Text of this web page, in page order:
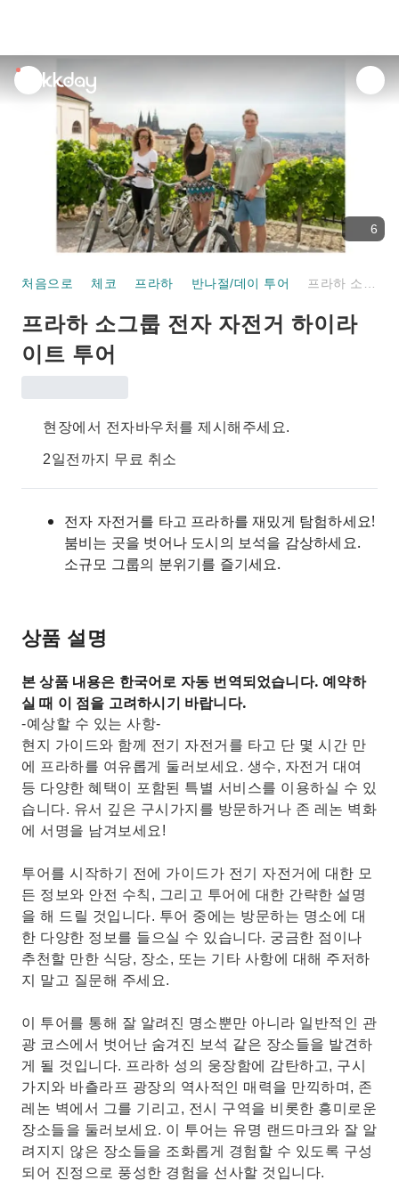
unread
notifications
6
처음으로 체코 프라하 반나절/데이 투어
프라하 소그룹 전자 자전거 하이라
이트 투어
현장에서 전자바우처를 제시해주세요.
2일전까지 무료 취소
전자 자전거를 타고 프라하를 재밌게 탐험하세요!
붐비는 곳을 벗어나 도시의 보석을 감상하세요.
소규모 그룹의 분위기를 즐기세요.
상품 설명
본 상품 내용은 한국어로 자동 번역되었습니다. 예약하
실 때 이 점을 고려하시기 바랍니다.
-예상할 수 있는 사항-
현지 가이드와 함께 전기 자전거를 타고 단 몇 시간 만
에 프라하를 여유롭게 둘러보세요. 생수, 자전거 대여
등 다양한 혜택이 포함된 특별 서비스를 이용하실 수 있
습니다. 유서 깊은 구시가지를 방문하거나 존 레논 벽화
에 서명을 남겨보세요!
투어를 시작하기 전에 가이드가 전기 자전거에 대한 모
든 정보와 안전 수칙, 그리고 투어에 대한 간략한 설명
을 해 드릴 것입니다. 투어 중에는 방문하는 명소에 대
한 다양한 정보를 들으실 수 있습니다. 궁금한 점이나
추천할 만한 식당, 장소, 또는 기타 사항에 대해 주저하
지 말고 질문해 주세요.
이 투어를 통해 잘 알려진 명소뿐만 아니라 일반적인 관
광 코스에서 벗어난 숨겨진 보석 같은 장소들을 발견하
게 될 것입니다. 프라하 성의 웅장함에 감탄하고, 구시
가지와 바츨라프 광장의 역사적인 매력을 만끽하며, 존
레논 벽에서 그를 기리고, 전시 구역을 비롯한 흥미로운
장소들을 둘러보세요. 이 투어는 유명 랜드마크와 잘 알
려지지 않은 장소들을 조화롭게 경험할 수 있도록 구성
되어 진정으로 풍성한 경험을 선사할 것입니다.